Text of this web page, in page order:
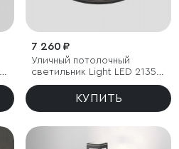
7 260 ₽
Уличный потолочный
светильник Light LED 2135
IP65
КУПИТЬ